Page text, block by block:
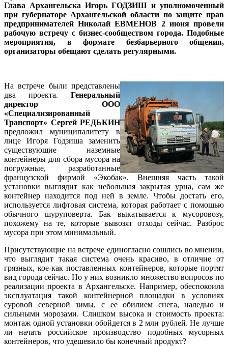
Глава Архангельска Игорь ГОДЗИШ и уполномоченный
при губернаторе Архангельской области по защите прав
предпринимателей Николай ЕВМЕНОВ 2 июня провели
рабочую встречу с бизнес-сообществом города. Подобные
мероприятия, в формате безбарьерного общения,
организаторы обещают сделать регулярными.
На встрече были представлены
два проекта. Генеральный
директор ООО
«Специализированный
Транспорт» Сергей РЕДЬКИН
предложил муниципалитету в
лице Игоря Годзиша заменить
существующие наземные
контейнеры для сбора мусора на
погружные, разработанные
французской фирмой «Экобак». Внешняя часть такой
установки выглядит как небольшая закрытая урна, сам же
контейнер находится под ней в земле. Чтобы достать его,
используется лифтовая система, которая работает с помощью
обычного шуруповерта. Бак выкатывается к мусоровозу,
похожему на те, которые вывозят отходы сейчас. Разброс
мусора при этом минимальный.
Присутствующие на встрече единогласно сошлись во мнении,
что выглядит такая система очень красиво, в отличие от
грязных, кое-как поставленных контейнеров, которые портят
вид города сейчас. Но у них возникло множество вопросов по
реализации проекта в Архангельске. Например, обеспокоила
эксплуатация такой контейнерной площадки в условиях
суровой северной зимы, с ее обилием снега, наледью и
сильными морозами. Слишком высока и стоимость проекта:
монтаж одной установки обойдется в 2 млн рублей. Не лучше
ли начать российское производство подобных мусорных
контейнеров, что удешевило бы конечный продукт?